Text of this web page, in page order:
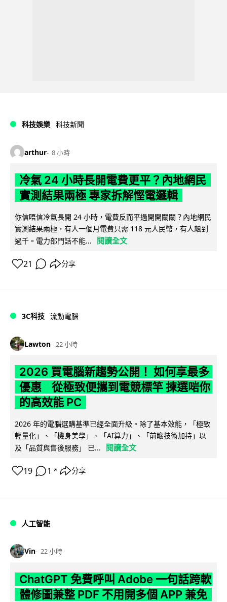
科技娛樂 科技新聞
arthur 8 小時
冷氣 24 小時長開電費更平？內地網民
實測結果兩極 專家拆解慳電邏輯
你信唔信冷氣長開 24 小時，電費反而平過開開關關？內地網民
實測結果兩極，有人一個月電費只需 118 元人民幣，有人飆到
過千。電力部門話不能...
閱讀全文
21 分享
3C科技 流動電腦
Lawton 22 小時
2026 買電腦新趨勢公開！ 如何享最多
優惠 從極致便攜到電競標竿 揀選啱你
的高效能 PC
2026 年的電腦選購基準已經全面升級。除了基本效能，「極致
輕量化」、「機身美學」、「AI算力」、「前瞻技術加持」以
及「品質與售後服務」 已...
閱讀全文
19 1 ↗ 分享
人工智能
Vin 22 小時
ChatGPT 免費呼叫 Adobe 一句話跨軟
體修圖兼整 PDF 不用開多個 APP 兼免